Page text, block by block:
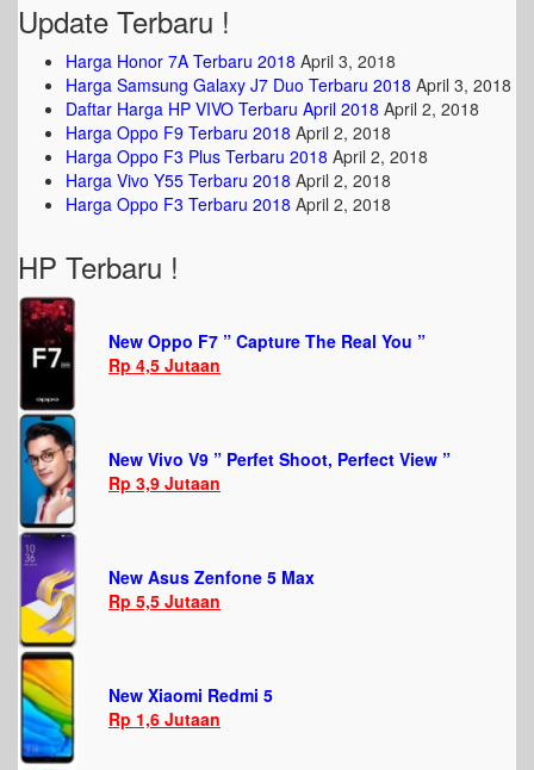
Update Terbaru !
Harga Honor 7A Terbaru 2018 April 3, 2018
Harga Samsung Galaxy J7 Duo Terbaru 2018 April 3, 2018
Daftar Harga HP VIVO Terbaru April 2018 April 2, 2018
Harga Oppo F9 Terbaru 2018 April 2, 2018
Harga Oppo F3 Plus Terbaru 2018 April 2, 2018
Harga Vivo Y55 Terbaru 2018 April 2, 2018
Harga Oppo F3 Terbaru 2018 April 2, 2018
HP Terbaru !
New Oppo F7 ” Capture The Real You ”
Rp 4,5 Jutaan
New Vivo V9 ” Perfet Shoot, Perfect View ”
Rp 3,9 Jutaan
New Asus Zenfone 5 Max
Rp 5,5 Jutaan
New Xiaomi Redmi 5
Rp 1,6 Jutaan